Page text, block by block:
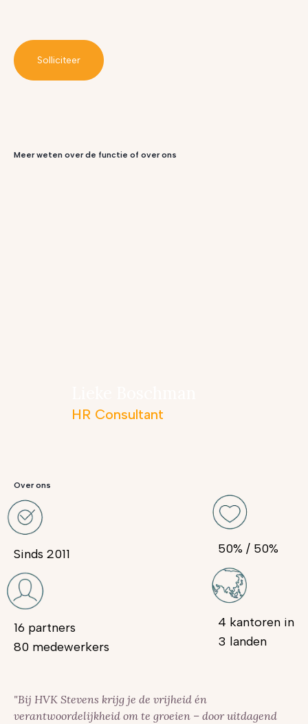
Solliciteer
Meer weten over de functie of over ons
HR Consultant
Over ons
Sinds 2011
16 partners
80 medewerkers
50% / 50%
4 kantoren in
3 landen
"Bij HVK Stevens krijg je de vrijheid én
verantwoordelijkheid om te groeien – door uitdagend